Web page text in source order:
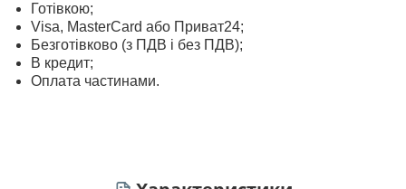
Готівкою;
Visa, MasterСard або Приват24;
Безготівково (з ПДВ і без ПДВ);
В кредит;
Оплата частинами.